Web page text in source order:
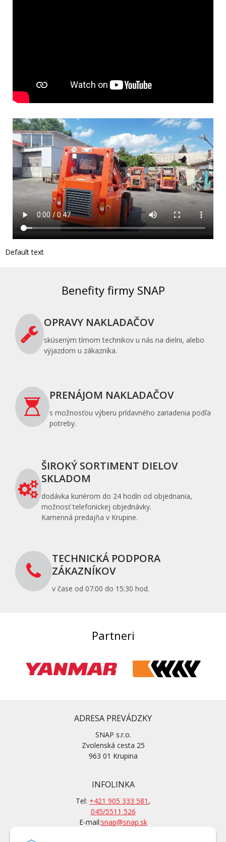
Default text
Benefity firmy SNAP
OPRAVY NAKLADAČOV
skúseným tímom technikov u nás na dielni, alebo
výjazdom u zákazníka.
PRENÁJOM NAKLADAČOV
s možnosťou výberu prídavného zariadenia podľa
potreby.
ŠIROKÝ SORTIMENT DIELOV
SKLADOM
dodávka kuriérom do 24 hodín od objednania,
možnosť telefonickej objednávky.
Kamenná predajňa v Krupine.
TECHNICKÁ PODPORA
ZÁKAZNÍKOV
v čase od 07:00 do 15:30 hod.
Partneri
ADRESA PREVÁDZKY
SNAP s.r.o.
Zvolenská cesta 25
963 01 Krupina
INFOLINKA
Tel: +421 905 333 581 ,
045/5511 526
E-mail:snap@snap.sk